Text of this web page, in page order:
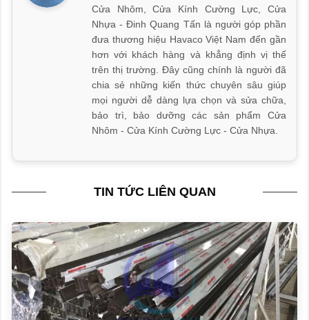
Cửa Nhôm, Cửa Kính Cường Lực, Cửa
Nhựa - Đinh Quang Tấn là người góp phần
đưa thương hiệu Havaco Việt Nam đến gần
hơn với khách hàng và khẳng định vị thế
trên thị trường. Đây cũng chính là người đã
chia sẻ những kiến thức chuyên sâu giúp
mọi người dễ dàng lựa chọn và sửa chữa,
bảo trì, bảo dưỡng các sản phẩm Cửa
Nhôm - Cửa Kính Cường Lực - Cửa Nhựa.
TIN TỨC LIÊN QUAN